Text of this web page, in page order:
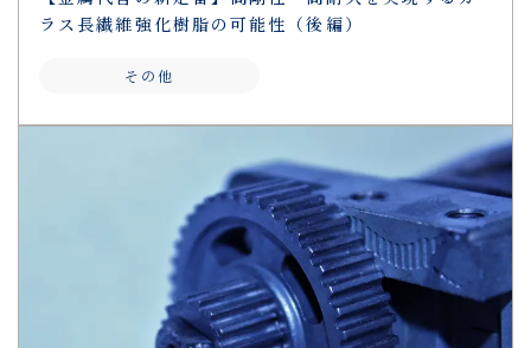
ラス長繊維強化樹脂の可能性（後編）
その他